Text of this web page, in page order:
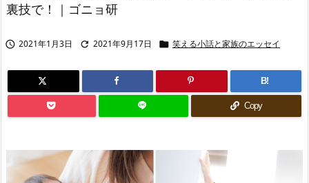
裏技で！｜ゴニョ研
 2021年1月3日  2021年9月17日  笑える小話と家族のエッセイ
B!
Copy